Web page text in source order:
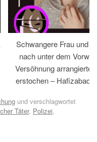
Schwangere Frau und
nach unter dem
Versöhnung
erstochen – Hafizabad,
und verschlagwortet
Täter, Polizei,